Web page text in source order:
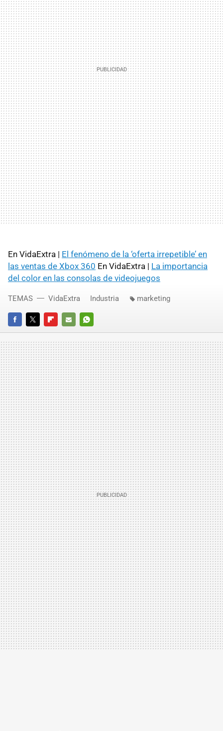
En VidaExtra | El fenómeno de la ‘oferta irrepetible’ en
las ventas de Xbox 360 En VidaExtra | La importancia
del color en las consolas de videojuegos
FACEBOOKTWITTERFLIPBOARD
E-
MAIL
WHATSAPP
TEMAS VidaExtra Industria marketing